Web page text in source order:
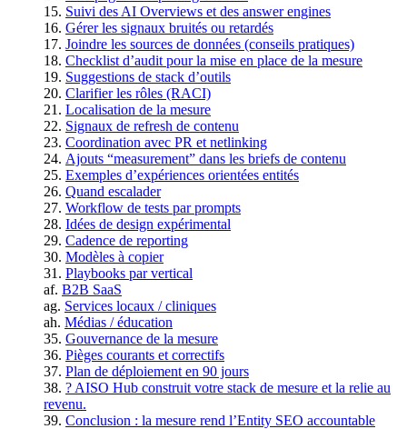
Suivi des AI Overviews et des answer engines
Gérer les signaux bruités ou retardés
Joindre les sources de données (conseils pratiques)
Checklist d’audit pour la mise en place de la mesure
Suggestions de stack d’outils
Clarifier les rôles (RACI)
Localisation de la mesure
Signaux de refresh de contenu
Coordination avec PR et netlinking
Ajouts “measurement” dans les briefs de contenu
Exemples d’expériences orientées entités
Quand escalader
Workflow de tests par prompts
Idées de design expérimental
Cadence de reporting
Modèles à copier
Playbooks par vertical
B2B SaaS
Services locaux / cliniques
Médias / éducation
Gouvernance de la mesure
Pièges courants et correctifs
Plan de déploiement en 90 jours
? AISO Hub construit votre stack de mesure et la relie au
revenu.
Conclusion : la mesure rend l’Entity SEO accountable